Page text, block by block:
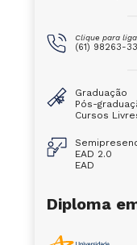
Clique para
(61) 98263-
Graduação
Pós-
Cursos
EAD 2.0
EAD
Diploma